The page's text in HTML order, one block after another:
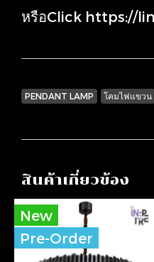
หรือClick https://
PENDANT LAMP โคมไฟแขวน
สินค้าเกี่ยวข้อง
New
Pre-Order